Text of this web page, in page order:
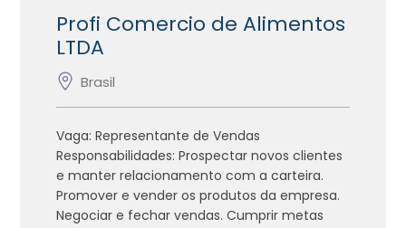
Profi Comercio de Alimentos
LTDA
Brasil
Vaga: Representante de Vendas
Responsabilidades: Prospectar novos clientes
e manter relacionamento com a carteira.
Promover e vender os produtos da empresa.
Negociar e fechar vendas. Cumprir metas